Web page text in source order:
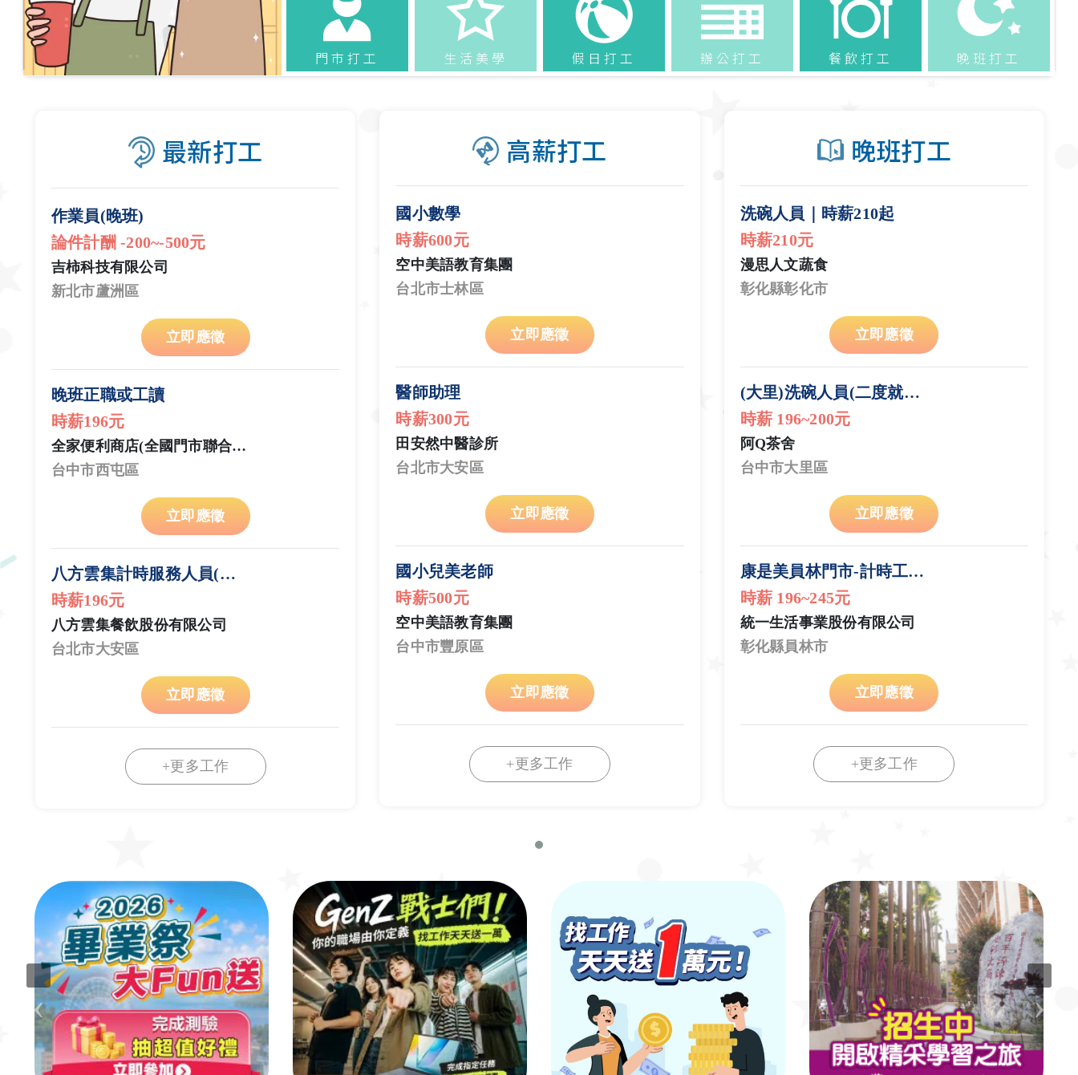
門市打工 生活美學 假日打工 辦公打工 餐飲打工 晚班打工
最新打工
作業員(晚班)
論件計酬 -200~-500元
吉柿科技有限公司
新北市蘆洲區
立即應徵
晚班正職或工讀
時薪196元
全家便利商店(全國門市聯合招募)
台中市西屯區
立即應徵
八方雲集計時服務人員(台北市大安區)
時薪196元
八方雲集餐飲股份有限公司
台北市大安區
立即應徵
+更多工作
高薪打工
國小數學
時薪600元
空中美語教育集團
台北市士林區
立即應徵
醫師助理
時薪300元
田安然中醫診所
台北市大安區
立即應徵
國小兒美老師
時薪500元
空中美語教育集團
台中市豐原區
立即應徵
+更多工作
晚班打工
洗碗人員｜時薪210起
時薪210元
漫思人文蔬食
彰化縣彰化市
立即應徵
(大里)洗碗人員(二度就業.工讀可)意者請務必親洽
時薪 196~200元
阿Q茶舍
台中市大里區
立即應徵
康是美員林門市-計時工讀生(早班/晚班)彰化2區
時薪 196~245元
統一生活事業股份有限公司
彰化縣員林市
立即應徵
+更多工作
‹ ›